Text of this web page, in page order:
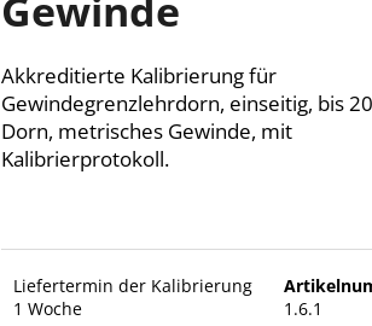
Akkreditierte Kalibrierung für
Gewindegrenzlehrdorn, einseitig, bis
Dorn, metrisches Gewinde, mit
Kalibrierprotokoll.
Liefertermin der Kalibrierung
1 Woche
1.6.1